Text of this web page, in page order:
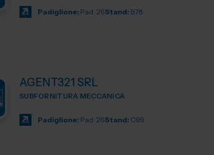
Padiglione: Pad. 26Stand: B78
AGENT321 SRL
SUBFORNITURA MECCANICA
Padiglione: Pad. 26Stand: C99